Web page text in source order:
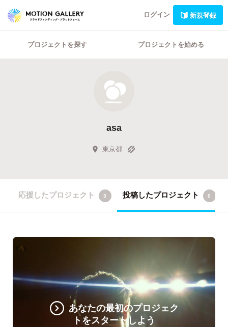
ログイン 新規登録
プロジェクトを探す プロジェクトを始める
asa
東京都
応援したプロジェクト 3 投稿したプロジェクト 0
あなたの最初のプロジェク
トをスタートしよう